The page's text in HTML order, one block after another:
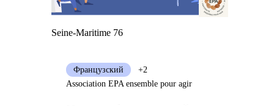
Seine-Maritime 76
Французский
+2
Association EPA ensemble pour agir